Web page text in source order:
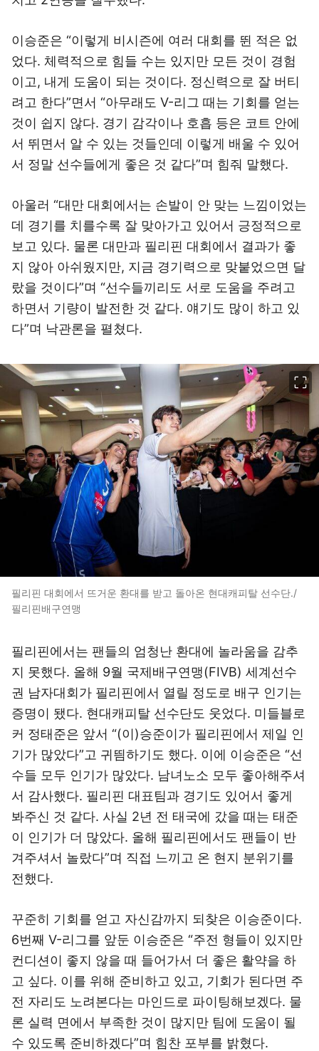
이승준은 “이렇게 비시즌에 여러 대회를 뛴 적은 없
었다. 체력적으로 힘들 수는 있지만 모든 것이 경험
이고, 내게 도움이 되는 것이다. 정신력으로 잘 버티
려고 한다”면서 “아무래도 V-리그 때는 기회를 얻는
것이 쉽지 않다. 경기 감각이나 호흡 등은 코트 안에
서 뛰면서 알 수 있는 것들인데 이렇게 배울 수 있어
서 정말 선수들에게 좋은 것 같다”며 힘줘 말했다.
아울러 “대만 대회에서는 손발이 안 맞는 느낌이었는
데 경기를 치를수록 잘 맞아가고 있어서 긍정적으로
보고 있다. 물론 대만과 필리핀 대회에서 결과가 좋
지 않아 아쉬웠지만, 지금 경기력으로 맞붙었으면 달
랐을 것이다”며 “선수들끼리도 서로 도움을 주려고
하면서 기량이 발전한 것 같다. 얘기도 많이 하고 있
다”며 낙관론을 펼쳤다.
필리핀 대회에서 뜨거운 환대를 받고 돌아온 현대캐피탈 선수단./
필리핀배구연맹
필리핀에서는 팬들의 엄청난 환대에 놀라움을 감추
지 못했다. 올해 9월 국제배구연맹(FIVB) 세계선수
권 남자대회가 필리핀에서 열릴 정도로 배구 인기는
증명이 됐다. 현대캐피탈 선수단도 웃었다. 미들블로
커 정태준은 앞서 “(이)승준이가 필리핀에서 제일 인
기가 많았다”고 귀띔하기도 했다. 이에 이승준은 “선
수들 모두 인기가 많았다. 남녀노소 모두 좋아해주셔
서 감사했다. 필리핀 대표팀과 경기도 있어서 좋게
봐주신 것 같다. 사실 2년 전 태국에 갔을 때는 태준
이 인기가 더 많았다. 올해 필리핀에서도 팬들이 반
겨주셔서 놀랐다”며 직접 느끼고 온 현지 분위기를
전했다.
꾸준히 기회를 얻고 자신감까지 되찾은 이승준이다.
6번째 V-리그를 앞둔 이승준은 “주전 형들이 있지만
컨디션이 좋지 않을 때 들어가서 더 좋은 활약을 하
고 싶다. 이를 위해 준비하고 있고, 기회가 된다면 주
전 자리도 노려본다는 마인드로 파이팅해보겠다. 물
론 실력 면에서 부족한 것이 많지만 팀에 도움이 될
수 있도록 준비하겠다”며 힘찬 포부를 밝혔다.